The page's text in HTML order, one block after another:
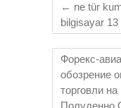
← ne tür
bilgisayar 13
Форекс-
обозрение
торговли
Полуденно